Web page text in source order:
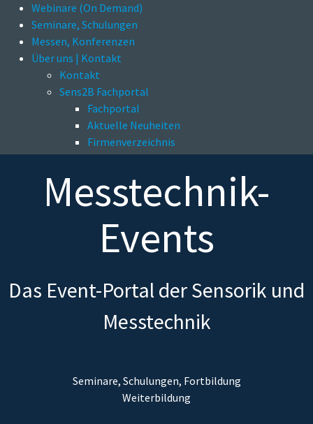
Webinare (On Demand)
Seminare, Schulungen
Messen, Konferenzen
Über uns | Kontakt
Kontakt
Sens2B Fachportal
Fachportal
Aktuelle Neuheiten
Firmenverzeichnis
Messtechnik-
Events
Das Event-Portal der Sensorik und
Messtechnik
Seminare, Schulungen, Fortbildung
Weiterbildung